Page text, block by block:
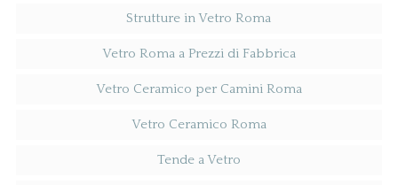
Strutture in Vetro Roma
Vetro Roma a Prezzi di Fabbrica
Vetro Ceramico per Camini Roma
Vetro Ceramico Roma
Tende a Vetro